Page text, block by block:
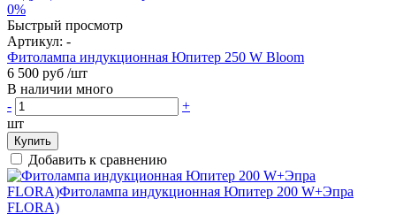
0%
Быстрый просмотр
Артикул: -
Фитолампа индукционная Юпитер 250 W Bloom
6 500 руб /шт
В наличии много
-
+
шт
Купить
Добавить к сравнению